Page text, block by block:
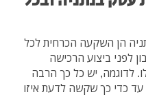
הן השקעה הכרחית לכל
לפני ביצוע הרכישה
לדוגמה, יש כל כך הרבה
עד כדי כך שקשה לדעת איזו